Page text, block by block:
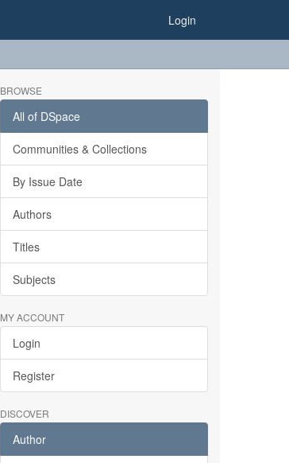
Login
BROWSE
All of DSpace
Communities & Collections
By Issue Date
Authors
Titles
Subjects
MY ACCOUNT
Login
Register
DISCOVER
Author